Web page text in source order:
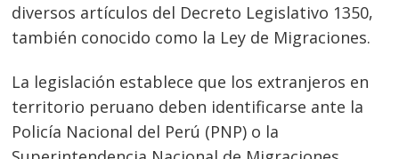
diversos artículos del Decreto Legislativo 1350,
también conocido como la Ley de Migraciones.
La legislación establece que los extranjeros en
territorio peruano deben identificarse ante la
Policía Nacional del Perú (PNP) o la